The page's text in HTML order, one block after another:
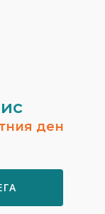
ден